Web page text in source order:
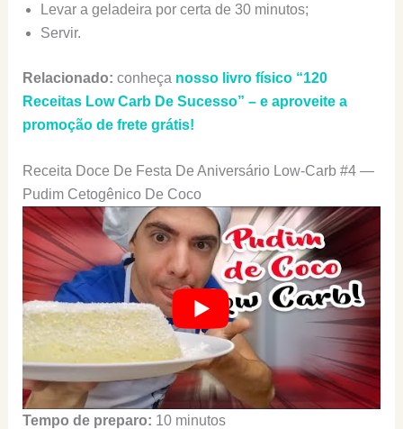
Levar a geladeira por certa de 30 minutos;
Servir.
Relacionado: conheça nosso livro físico “120
Receitas Low Carb De Sucesso” – e aproveite a
promoção de frete grátis!
Receita Doce De Festa De Aniversário Low-Carb #4 —
Pudim Cetogênico De Coco
Tempo de preparo: 10 minutos